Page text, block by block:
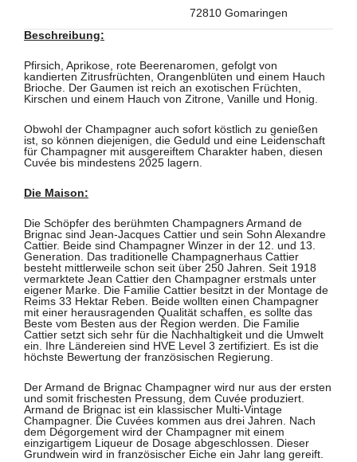
72810 Gomaringen
Beschreibung:
Pfirsich, Aprikose, rote Beerenaromen, gefolgt von
kandierten Zitrusfrüchten, Orangenblüten und einem Hauch
Brioche. Der Gaumen ist reich an exotischen Früchten,
Kirschen und einem Hauch von Zitrone, Vanille und Honig.
Obwohl der Champagner auch sofort köstlich zu genießen
ist, so können diejenigen, die Geduld und eine Leidenschaft
für Champagner mit ausgereiftem Charakter haben, diesen
Cuvée bis mindestens 2025 lagern.
Die Maison:
Die Schöpfer des berühmten Champagners Armand de
Brignac sind Jean-Jacques Cattier und sein Sohn Alexandre
Cattier. Beide sind Champagner Winzer in der 12. und 13.
Generation. Das traditionelle Champagnerhaus Cattier
besteht mittlerweile schon seit über 250 Jahren. Seit 1918
vermarktete Jean Cattier den Champagner erstmals unter
eigener Marke. Die Familie Cattier besitzt in der Montage de
Reims 33 Hektar Reben. Beide wollten einen Champagner
mit einer herausragenden Qualität schaffen, es sollte das
Beste vom Besten aus der Region werden. Die Familie
Cattier setzt sich sehr für die Nachhaltigkeit und die Umwelt
ein. Ihre Ländereien sind HVE Level 3 zertifiziert. Es ist die
höchste Bewertung der französischen Regierung.
Der Armand de Brignac Champagner wird nur aus der ersten
und somit frischesten Pressung, dem Cuvée produziert.
Armand de Brignac ist ein klassischer Multi-Vintage
Champagner. Die Cuvées kommen aus drei Jahren. Nach
dem Dégorgement wird der Champagner mit einem
einzigartigem Liqueur de Dosage abgeschlossen. Dieser
Grundwein wird in französischer Eiche ein Jahr lang gereift.